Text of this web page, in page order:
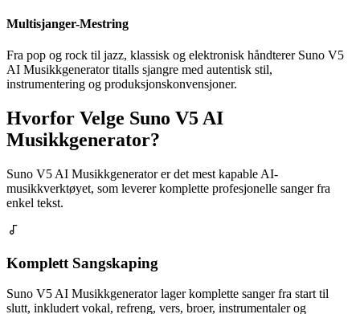
Multisjanger-Mestring
Fra pop og rock til jazz, klassisk og elektronisk håndterer Suno V5
AI Musikkgenerator titalls sjangre med autentisk stil,
instrumentering og produksjonskonvensjoner.
Hvorfor Velge Suno V5 AI
Musikkgenerator?
Suno V5 AI Musikkgenerator er det mest kapable AI-
musikkverktøyet, som leverer komplette profesjonelle sanger fra
enkel tekst.
Komplett Sangskaping
Suno V5 AI Musikkgenerator lager komplette sanger fra start til
slutt, inkludert vokal, refreng, vers, broer, instrumentaler og